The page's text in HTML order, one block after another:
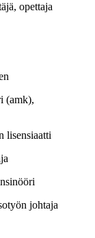
opettaja
johtaja